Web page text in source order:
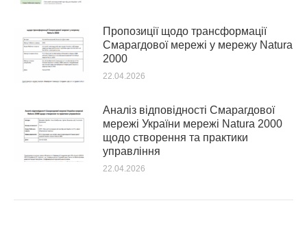
Пропозиції щодо трансформації
Смарагдової мережі у мережу Natura
2000
22.04.2026
Аналіз відповідності Смарагдової
мережі України мережі Natura 2000
щодо створення та практики
управління
22.04.2026